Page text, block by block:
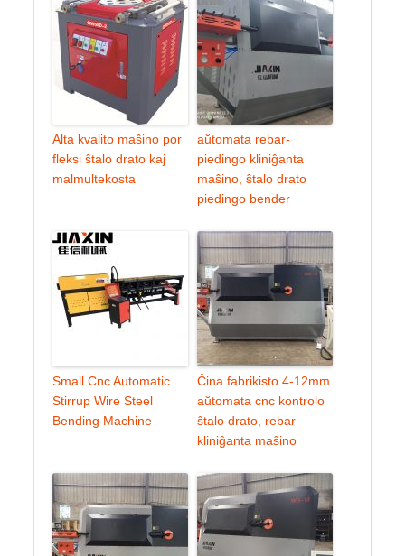
Alta kvalito maŝino por
fleksi ŝtalo drato kaj
malmultekosta
aŭtomata rebar-
piedingo kliniĝanta
maŝino, ŝtalo drato
piedingo bender
Small Cnc Automatic
Stirrup Wire Steel
Bending Machine
Ĉina fabrikisto 4-12mm
aŭtomata cnc kontrolo
ŝtalo drato, rebar
kliniĝanta maŝino